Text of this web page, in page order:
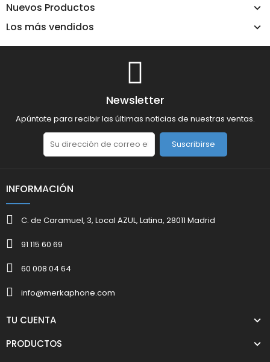
Nuevos Productos
Los más vendidos
Newsletter
Apúntate para recibir las últimas noticias de nuestras ventas.
Suscribirse
INFORMACIÓN
C. de Caramuel, 3, Local AZUL, Latina, 28011 Madrid
91 115 60 69
60 008 04 64
info@merkaphone.com
TU CUENTA
PRODUCTOS